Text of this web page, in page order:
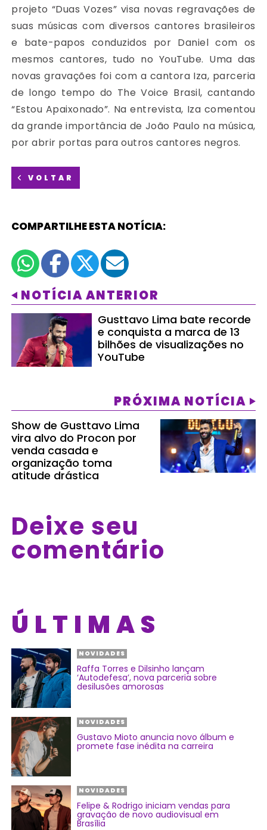
projeto “Duas Vozes” visa novas regravações de
suas músicas com diversos cantores brasileiros
e bate-papos conduzidos por Daniel com os
mesmos cantores, tudo no YouTube. Uma das
novas gravações foi com a cantora Iza, parceria
de longo tempo do The Voice Brasil, cantando
“Estou Apaixonado”. Na entrevista, Iza comentou
da grande importância de João Paulo na música,
por abrir portas para outros cantores negros.
VOLTAR
COMPARTILHE ESTA NOTÍCIA:
NOTÍCIA ANTERIOR
Gusttavo Lima bate recorde
e conquista a marca de 13
bilhões de visualizações no
YouTube
PRÓXIMA NOTÍCIA
Show de Gusttavo Lima
vira alvo do Procon por
venda casada e
organização toma
atitude drástica
Deixe seu
comentário
ÚLTIMAS
NOVIDADES
Raffa Torres e Dilsinho lançam
‘Autodefesa’, nova parceria sobre
desilusões amorosas
NOVIDADES
Gustavo Mioto anuncia novo álbum e
promete fase inédita na carreira
NOVIDADES
Felipe & Rodrigo iniciam vendas para
gravação de novo audiovisual em
Brasília